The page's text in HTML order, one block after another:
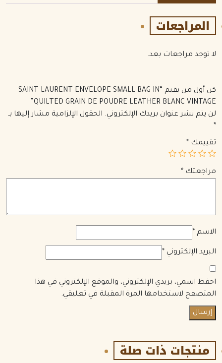
المراجعات
لا توجد مراجعات بعد.
كن أول من يقيم “SAINT LAURENT ENVELOPE SMALL BAG IN
QUILTED GRAIN DE POUDRE LEATHER BLANC VINTAGE”
لن يتم نشر عنوان بريدك الإلكتروني. الحقول الإلزامية مشار إليها بـ
*
تقييمك *
مراجعتك *
الاسم *
البريد الإلكتروني *
احفظ اسمي، بريدي الإلكتروني، والموقع الإلكتروني في هذا
المتصفح لاستخدامها المرة المقبلة في تعليقي.
منتجات ذات صلة